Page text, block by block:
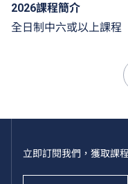
2026課程簡介
全日制中六或以上課程
立即訂閱我們，獲取課